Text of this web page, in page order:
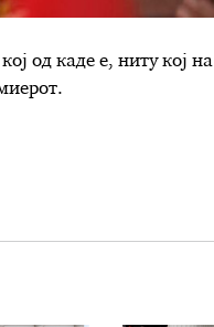
од каде е, ниту кој на